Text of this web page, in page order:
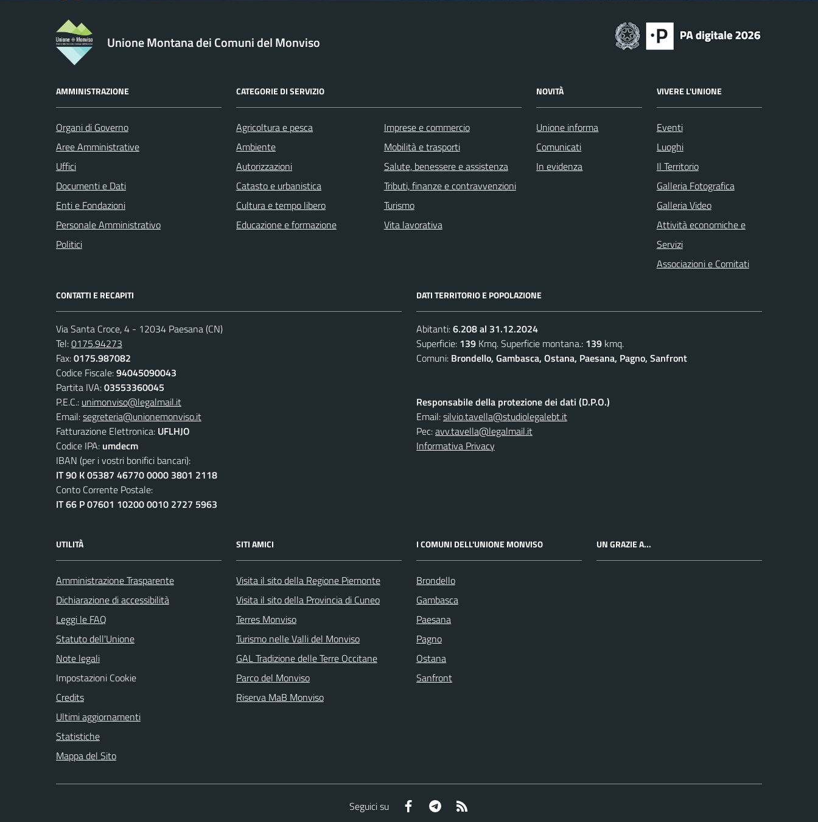
Unione Montana dei Comuni del Monviso
AMMINISTRAZIONE
Organi di Governo
Aree Amministrative
Uffici
Documenti e Dati
Enti e Fondazioni
Personale Amministrativo
Politici
CATEGORIE DI SERVIZIO
Agricoltura e pesca
Ambiente
Autorizzazioni
Catasto e urbanistica
Cultura e tempo libero
Educazione e formazione
Imprese e commercio
Mobilità e trasporti
Salute, benessere e assistenza
Tributi, finanze e contravvenzioni
Turismo
Vita lavorativa
NOVITÀ
Unione informa
Comunicati
In evidenza
VIVERE L'UNIONE
Eventi
Luoghi
Il Territorio
Galleria Fotografica
Galleria Video
Attività economiche e
Servizi
Associazioni e Comitati
CONTATTI E RECAPITI
Via Santa Croce, 4 - 12034 Paesana (CN)
Tel:0175.94273
Fax:0175.987082
Codice Fiscale:94045090043
Partita IVA:03553360045
P.E.C.: unimonviso@legalmail.it
Email:segreteria@unionemonviso.it
Fatturazione Elettronica: UFLHJO
Codice IPA: umdecm
IBAN (per i vostri bonifici bancari):
IT 90 K 05387 46770 0000 3801 2118
Conto Corrente Postale:
IT 66 P 07601 10200 0010 2727 5963
DATI TERRITORIO E POPOLAZIONE
Abitanti:6.208 al 31.12.2024
Superficie: 139 Kmq. Superficie montana.: 139 kmq.
Comuni: Brondello, Gambasca, Ostana, Paesana, Pagno, Sanfront
Responsabile della protezione dei dati (D.P.O.)
Email:silvio.tavella@studiolegalebt.it
Pec:avv.tavella@legalmail.it
Informativa Privacy
UTILITÀ
Amministrazione Trasparente
Dichiarazione di accessibilità
Leggi le FAQ
Statuto dell'Unione
Note legali
Impostazioni Cookie
Credits
Ultimi aggiornamenti
Statistiche
Mappa del Sito
SITI AMICI
Visita il sito della Regione Piemonte
Visita il sito della Provincia di Cuneo
Terres Monviso
Turismo nelle Valli del Monviso
GAL Tradizione delle Terre Occitane
Parco del Monviso
Riserva MaB Monviso
I COMUNI DELL'UNIONE MONVISO
Brondello
Gambasca
Paesana
Pagno
Ostana
Sanfront
UN GRAZIE A...
Seguici su Facebook Telegram